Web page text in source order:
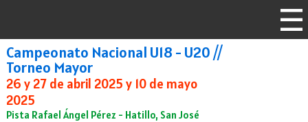
Campeonato Nacional U18 - U20 //
Torneo Mayor
26 y 27 de abril 2025 y 10 de mayo
2025
Pista Rafael Ángel Pérez - Hatillo, San José